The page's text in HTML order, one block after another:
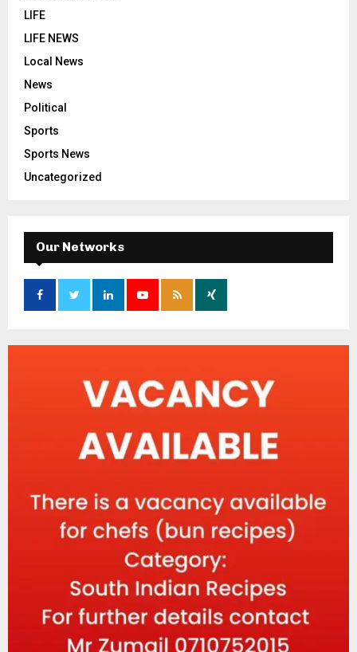
LIFE
LIFE NEWS
Local News
News
Political
Sports
Sports News
Uncategorized
Our Networks